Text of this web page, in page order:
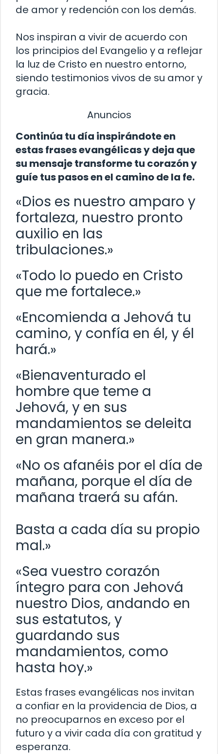
de amor y redención con los demás.
Nos inspiran a vivir de acuerdo con
los principios del Evangelio y a reflejar
la luz de Cristo en nuestro entorno,
siendo testimonios vivos de su amor y
gracia.
Anuncios
Continúa tu día inspirándote en
estas frases evangélicas y deja que
su mensaje transforme tu corazón y
guíe tus pasos en el camino de la fe.
«Dios es nuestro amparo y
fortaleza, nuestro pronto
auxilio en las
tribulaciones.»
«Todo lo puedo en Cristo
que me fortalece.»
«Encomienda a Jehová tu
camino, y confía en él, y él
hará.»
«Bienaventurado el
hombre que teme a
Jehová, y en sus
mandamientos se deleita
en gran manera.»
«No os afanéis por el día de
mañana, porque el día de
mañana traerá su afán.
Basta a cada día su propio
mal.»
«Sea vuestro corazón
íntegro para con Jehová
nuestro Dios, andando en
sus estatutos, y
guardando sus
mandamientos, como
hasta hoy.»
Estas frases evangélicas nos invitan
a confiar en la providencia de Dios, a
no preocuparnos en exceso por el
futuro y a vivir cada día con gratitud y
esperanza.